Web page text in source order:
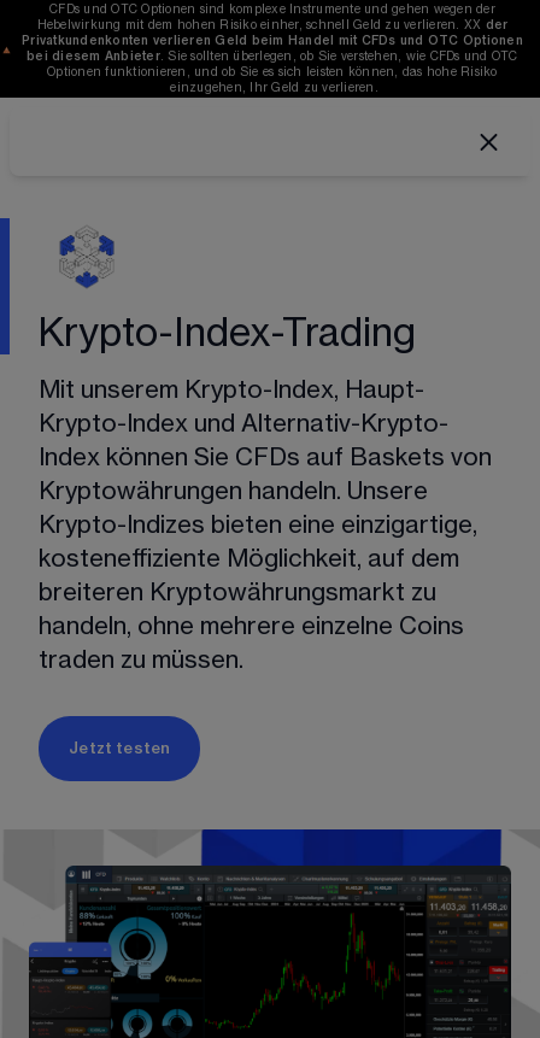
CFDs und OTC Optionen sind komplexe Instrumente und gehen wegen der
Hebelwirkung mit dem hohen Risiko einher, schnell Geld zu verlieren. XX der
Privatkundenkonten verlieren Geld beim Handel mit CFDs und OTC Optionen
bei diesem Anbieter. Sie sollten überlegen, ob Sie verstehen, wie CFDs und OTC
Optionen funktionieren, und ob Sie es sich leisten können, das hohe Risiko
einzugehen, Ihr Geld zu verlieren.
Krypto-Index-Trading
Mit unserem Krypto-Index, Haupt-
Krypto-Index und Alternativ-Krypto-
Index können Sie CFDs auf Baskets von
Kryptowährungen handeln. Unsere
Krypto-Indizes bieten eine einzigartige,
kosteneffiziente Möglichkeit, auf dem
breiteren Kryptowährungsmarkt zu
handeln, ohne mehrere einzelne Coins
traden zu müssen.
Jetzt testen